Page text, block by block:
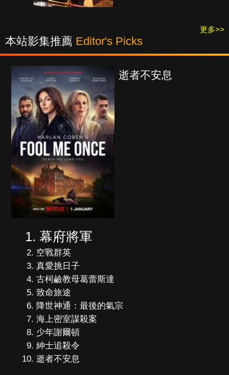
更多>>
本站影集推薦 Editor's Picks
逝者不安息
幕府將軍
空戰群英
真愛挑日子
古柯鹼教母葛蕾斯達
致命旅途
降世神通：最後的氣宗
海上密室謀殺案
少年謝爾頓
紳士追殺令
逝者不安息